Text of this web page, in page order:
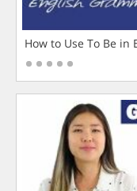
How to Use To Be in